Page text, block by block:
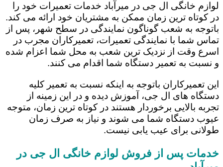
لوازم خانگی ال جی در میرآباد خدمات تعمیرات خود را
در کوتاه ترین زمان ممکن به مشتریان خود ارائه می کند.
باتوجه به شعب گوناگون نمایندگی در سطح شهر، پس از
تماس شما با نمایندگی تعمیرات، تعمیرکاران مجرب در
اسرع وقت از نزدیک ترین شعب به محل شما اعزام شده
و نسبت به تعمیر دستگاه شما اقدام می کنند.
این تعمیرکاران باتوجه به اینکه نسبت به تعمیر کلیه
دستگاه های ال جی، آموزش دیده و در این زمینه از
تجربه بالایی برخوردار هستند در کوتاه ترین زمان، متوجه
عیوب دستگاه شما می شوند و نیاز به صرف زمان
طولانی برای عیب یابی نیست.
خدمات پس از فروش لوازم خانگی ال جی در